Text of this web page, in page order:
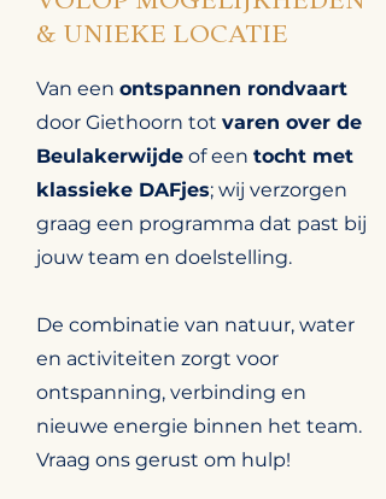
& UNIEKE LOCATIE
Van een ontspannen rondvaart
door Giethoorn tot varen over de
Beulakerwijde of een tocht met
klassieke DAFjes; wij verzorgen
graag een programma dat past bij
jouw team en doelstelling.
De combinatie van natuur, water
en activiteiten zorgt voor
ontspanning, verbinding en
nieuwe energie binnen het team.
Vraag ons gerust om hulp!